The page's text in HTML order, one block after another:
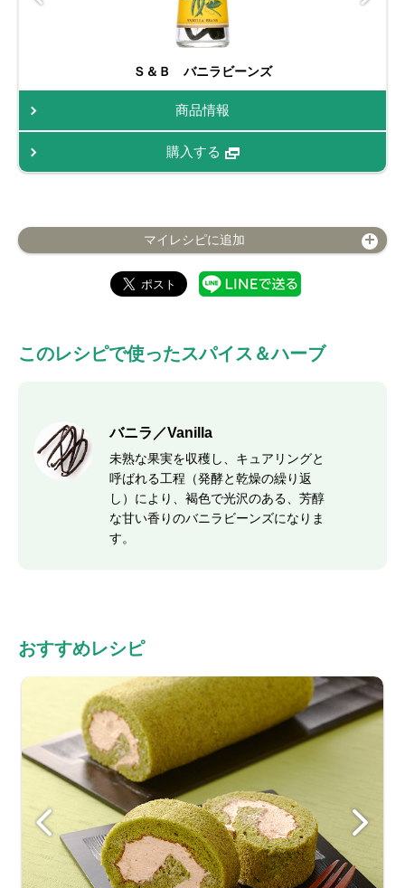
Ｓ＆Ｂ バニラビーンズ
商品情報
購入する
マイレシピに追加
このレシピで使ったスパイス＆ハーブ
バニラ／Vanilla
未熟な果実を収穫し、キュアリングと
呼ばれる工程（発酵と乾燥の繰り返
し）により、褐色で光沢のある、芳醇
な甘い香りのバニラビーンズになりま
す。
おすすめレシピ